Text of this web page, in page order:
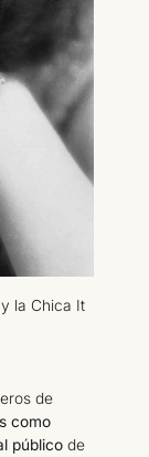
la Chica It
de
como
público de